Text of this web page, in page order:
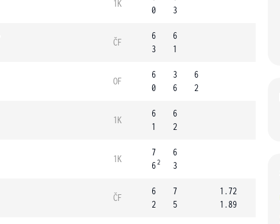
1K
0
3
ČF
6
3
6
1
OF
6
0
3
6
6
2
1K
6
1
6
2
1K
7
62
6
3
ČF
6
2
7
5
1.72
1.89